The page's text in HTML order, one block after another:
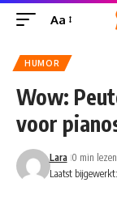
Aa
HUMOR
Wow:
voor
Laatst
Lara 0 min lezen